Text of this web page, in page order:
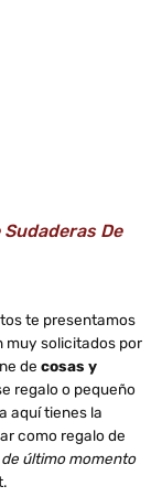
Sudaderas De
te presentamos
muy solicitados por
de cosas y
regalo o pequeño
aquí tienes la
como regalo de
último momento